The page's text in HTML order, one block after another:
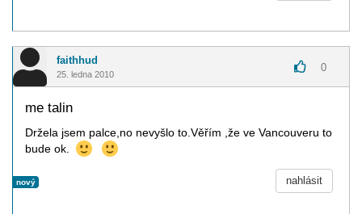
faithhud
25. ledna 2010
0
me talin
Držela jsem palce,no nevyšlo to.Věřím ,že ve Vancouveru to
bude ok.
nový nahlásit